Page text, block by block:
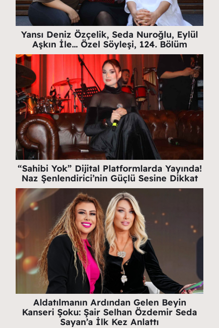
Yansı Deniz Özçelik, Seda Nuroğlu, Eylül
Aşkın İle… Özel Söyleşi, 124. Bölüm
“Sahibi Yok” Dijital Platformlarda Yayında!
Naz Şenlendirici’nin Güçlü Sesine Dikkat
Aldatılmanın Ardından Gelen Beyin
Kanseri Şoku: Şair Selhan Özdemir Seda
Sayan’a İlk Kez Anlattı